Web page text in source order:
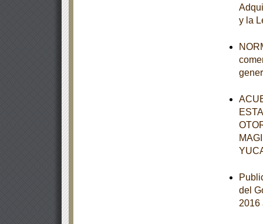
y la
del
2016